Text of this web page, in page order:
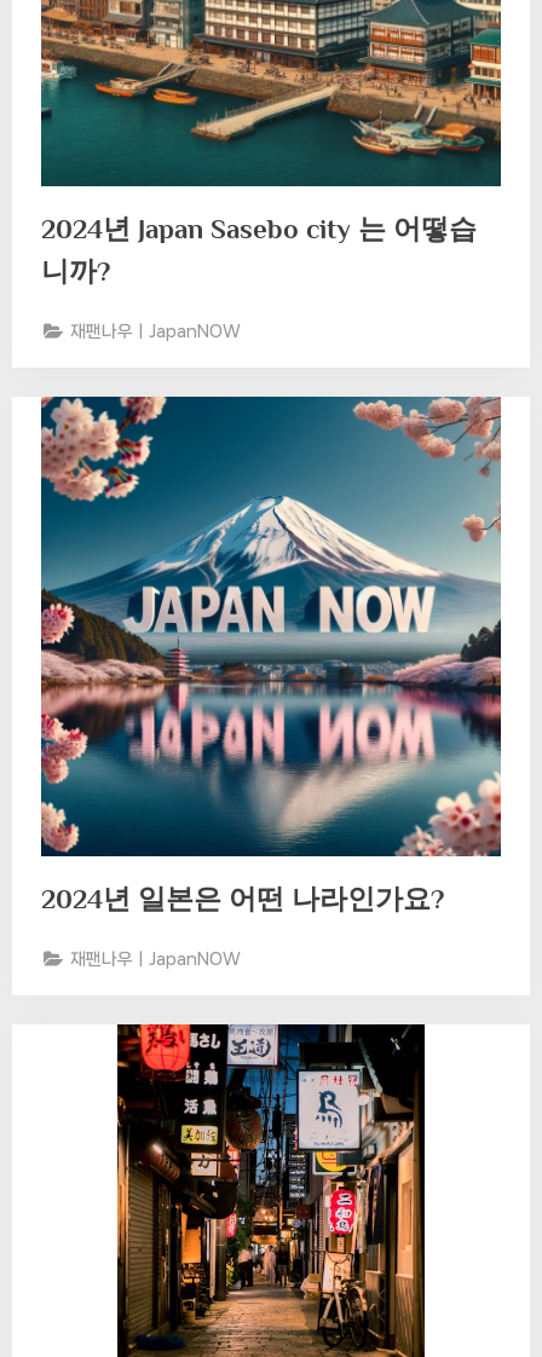
2024년 Japan Sasebo city 는 어떻습
니까?
재팬나우ㅣJapanNOW
2024년 일본은 어떤 나라인가요?
재팬나우ㅣJapanNOW